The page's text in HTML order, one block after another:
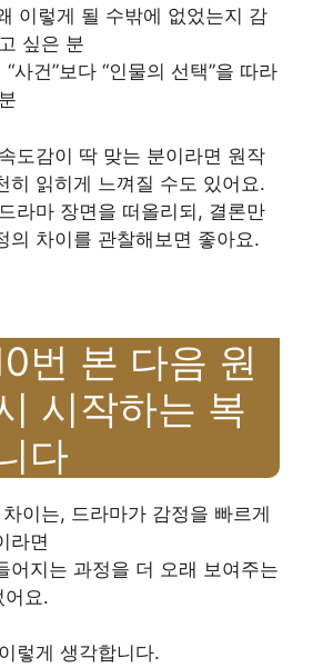
이렇게 될 수밖에 없었는지 감
싶은 분
사건”보다 “인물의 선택”을 따라
도감이 딱 맞는 분이라면 원작
히 읽히게 느껴질 수도 있어요.
라마 장면을 떠올리되, 결론만
의 차이를 관찰해보면 좋아요.
번 본 다음 원
시작하는 복
다
이는, 드라마가 감정을 빠르게
라면
어지는 과정을 더 오래 보여주는
어요.
렇게 생각합니다.